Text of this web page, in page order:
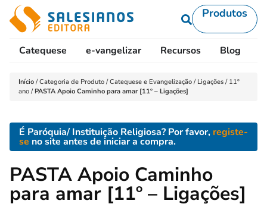
Produtos
Catequese e-vangelizar Recursos Blog
Início /Categoria de Produto /Catequese e Evangelização / Ligações / 11º
ano /PASTA Apoio Caminho para amar [11º – Ligações]
É Paróquia/ Instituição Religiosa? Por favor, registe-
se no site antes de iniciar a compra.
PASTA Apoio Caminho
para amar [11º – Ligações]